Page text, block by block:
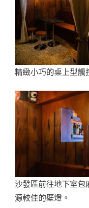
精緻小巧的桌上型觸
沙發區前往地下室包
源較佳的壁燈。